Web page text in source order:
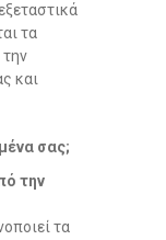
τα
και
σας;
την
τα